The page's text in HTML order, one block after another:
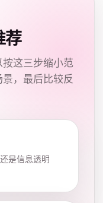
荐
这三步缩小范
，最后比较反
是信息透明